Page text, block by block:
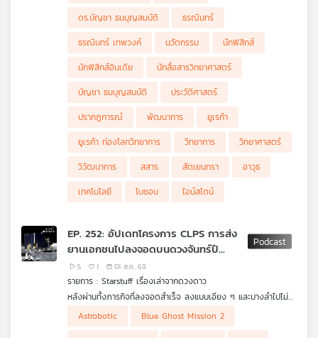
เปลี่ยนจากนักฟิสิกส์โนเนมไปเป็นนักฟิสิกส์ดาวรุ่งทันที ต่อมา ไอน์ส
ไตน์ได้ต่อยอดความคิดของสัตเยนจนกลายเป็น สถิติแบบโบส-ไอน์ส
ไตน์ (Bose-Einstein statistics) และไอน์สไตน์ได้ทำนาย คอนเดน
ของสสาร ซึ่งนักฟิสิกส์พบว่าเป็นความจริงในอีกราว 70 ปีต่อมา
ได้หลายภาษา มีความสามารถทางดนตรี และอุทิศตนในช่วงบั้นปลาย
ถึงฝากผลงานผ่านสถาบันวิจัยที่ตั้งชื่อเพื่อเป็นเกียรติแก่เขาอย่าง
เส้นทางเกียรติยศของบุรุษผู้เป็นรากฐานของอนุภาคแห่งจักรวาลไป
ดร.บัญชา ธนบุญสมบัติ
ธรณินทร์
ธรณินทร์ เทพวงค์
นวัตกรรม
นักฟิสิกส์
นักฟิสิกส์อินเดีย
นักสื่อสารวิทยาศาสตร์
บัญชา ธนบุญสมบัติ
ประวัติศาสตร์
ปรากฏการณ์
พัฒนาการ
ยูเรก้า
ยูเรก้า ท่องโลกวิทยาการ
วิทยาการ
วิทยาศาสตร์
วิวัฒนาการ
สสาร สัตเยนทรา
อาวุธ
เทคโนโลยี
โบซอน ไอน์สไตน์
EP. 252: อัปเดทโครงการ CLPS การส่ง
ยานเอกชนไปลงจอดบนดวงจันทร์ปี
2026
5 1 01 ส.ค. 69
รายการ : Starstuff เรื่องเล่าจากดวงดาว
หลังผ่านทั้งภารกิจที่ลงจอดสำเร็จ ลงแบบเอียง ๆ และบางลำไปไม่
Payload Services หรือ CLPS เมื่อ NASA วางแผนส่งภารกิจ
เอกชนอย่างน้อย 4 ชุดไปยังดวงจันทร์ ได้แก่ Blue Moon Mark 1
Astrobotic
Blue Ghost Mission 2